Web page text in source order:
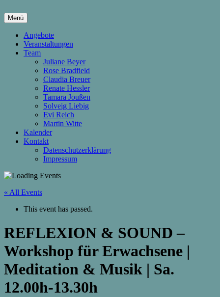
zum
InhaltDie Wachstumsfuge
Menü
Angebote
Veranstaltungen
Team
Juliane Beyer
Rose Bradfield
Claudia Breuer
Renate Hessler
Tamara Joußen
Solveig Liebig
Evi Reich
Martin Witte
Kalender
Kontakt
Datenschutzerklärung
Impressum
« All Events
This event has passed.
REFLEXION & SOUND –
Workshop für Erwachsene |
Meditation & Musik | Sa.
12.00h-13.30h